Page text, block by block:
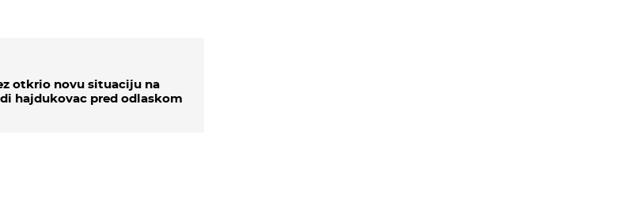
otkrio novu situaciju na
hajdukovac pred odlaskom